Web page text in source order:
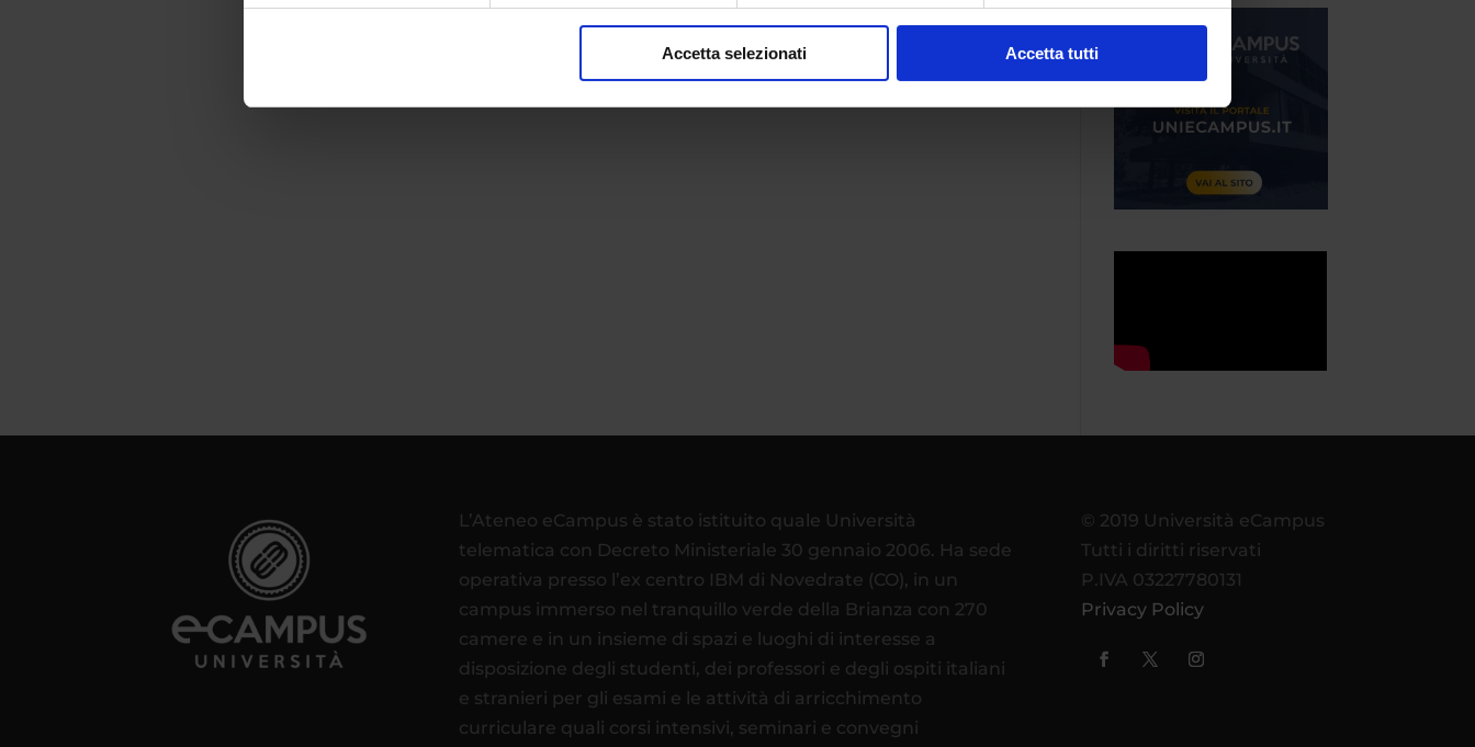
Accetta selezionati Accetta tutti
L’Ateneo eCampus è stato istituito quale Università
telematica con Decreto Ministeriale 30 gennaio 2006. Ha sede
operativa presso l’ex centro IBM di Novedrate (CO), in un
campus immerso nel tranquillo verde della Brianza con 270
camere e in un insieme di spazi e luoghi di interesse a
disposizione degli studenti, dei professori e degli ospiti italiani
e stranieri per gli esami e le attività di arricchimento
curriculare quali corsi intensivi, seminari e convegni
© 2019 Università eCampus
Tutti i diritti riservati
P.IVA 03227780131
Privacy Policy